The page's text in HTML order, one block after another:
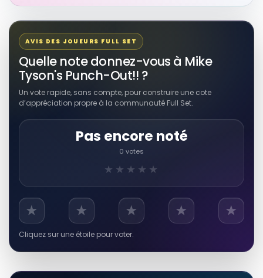
AVIS DES JOUEURS FULL SET
Quelle note donnez-vous à Mike
Tyson's Punch-Out!! ?
Un vote rapide, sans compte, pour construire une cote
d’appréciation propre à la communauté Full Set.
Pas encore noté
0 votes
★★★★★
★ ★ ★ ★ ★
Cliquez sur une étoile pour voter.